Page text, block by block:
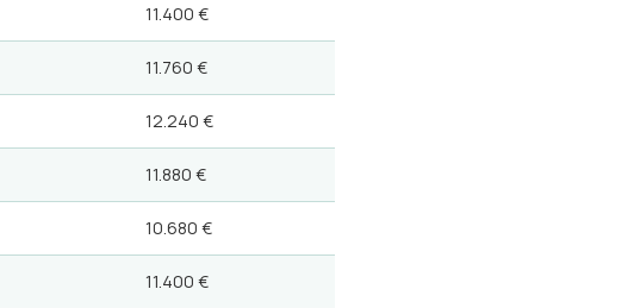
11.400 €
11.760 €
12.240 €
11.880 €
10.680 €
11.400 €